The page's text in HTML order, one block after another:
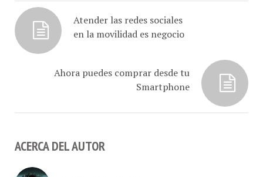
desde Maracay, Venezuela
para hablarnos del
impacto del…
Atender las redes sociales
en la movilidad es negocio
Ahora puedes comprar desde tu
Smartphone
ACERCA DEL AUTOR